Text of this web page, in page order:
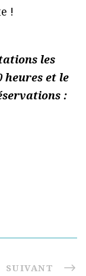
!
les
heures et le
:
SUIVANT